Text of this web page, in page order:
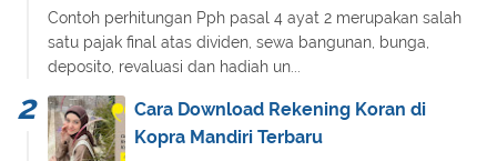
Contoh perhitungan Pph pasal 4 ayat 2 merupakan salah
satu pajak final atas dividen, sewa bangunan, bunga,
deposito, revaluasi dan hadiah un...
Cara Download Rekening Koran di
Kopra Mandiri Terbaru